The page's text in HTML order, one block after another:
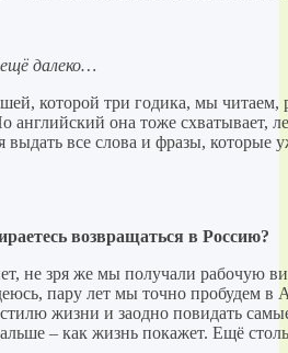
далеко…
которой три годика, мы
английский она тоже схватывает,
выдать все слова и фразы, которые
возвращаться в Россию?
не зря же мы получали рабочую
пару лет мы точно пробудем в
жизни и заодно повидать
– как жизнь покажет. Ещё